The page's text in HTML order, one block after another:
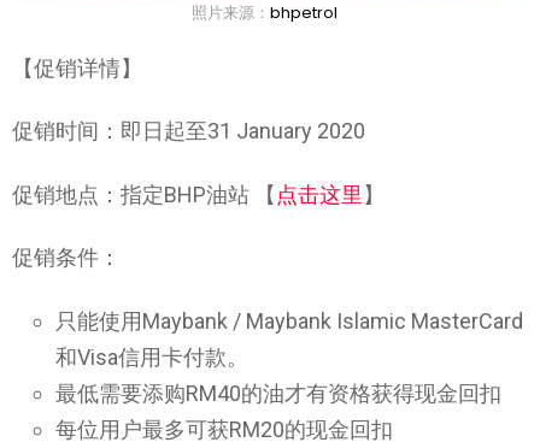
照片来源： bhpetrol
【促销详情】
促销时间：即日起至31 January 2020
促销地点：指定BHP油站 【 点击这里 】
促销条件：
只能使用Maybank / Maybank Islamic MasterCard
和Visa信用卡付款。
最低需要添购RM40的油才有资格获得现金回扣
每位用户最多可获RM20的现金回扣